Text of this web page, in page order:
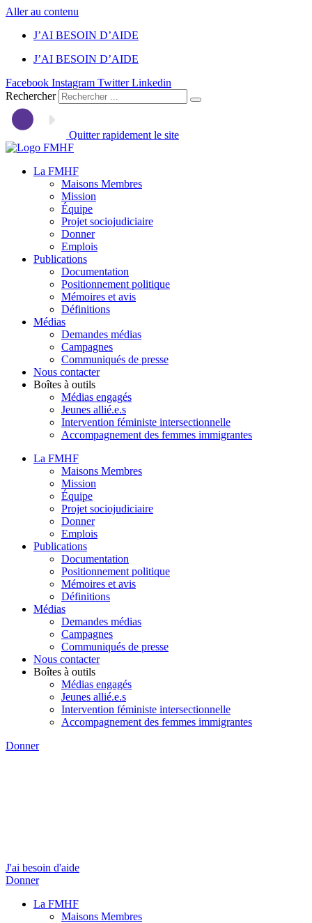
Aller au contenu
J’AI BESOIN D’AIDE
J’AI BESOIN D’AIDE
Facebook Instagram Twitter Linkedin
Rechercher
Quitter rapidement le site
La FMHF
Maisons Membres
Mission
Équipe
Projet sociojudiciaire
Donner
Emplois
Publications
Documentation
Positionnement politique
Mémoires et avis
Définitions
Médias
Demandes médias
Campagnes
Communiqués de presse
Nous contacter
Boîtes à outils
Médias engagés
Jeunes allié.e.s
Intervention féministe intersectionnelle
Accompagnement des femmes immigrantes
La FMHF
Maisons Membres
Mission
Équipe
Projet sociojudiciaire
Donner
Emplois
Publications
Documentation
Positionnement politique
Mémoires et avis
Définitions
Médias
Demandes médias
Campagnes
Communiqués de presse
Nous contacter
Boîtes à outils
Médias engagés
Jeunes allié.e.s
Intervention féministe intersectionnelle
Accompagnement des femmes immigrantes
Donner
J'ai besoin d'aide
Donner
La FMHF
Maisons Membres